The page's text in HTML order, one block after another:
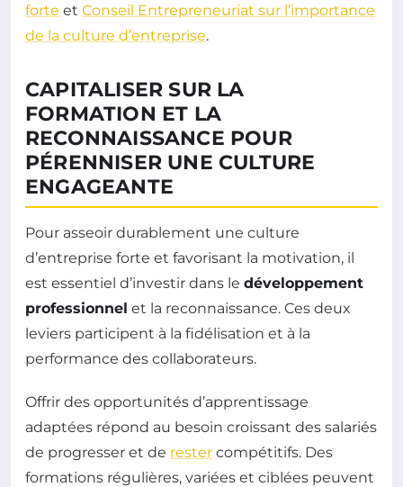
forte et Conseil Entrepreneuriat sur l’importance
de la culture d’entreprise.
CAPITALISER SUR LA
FORMATION ET LA
RECONNAISSANCE POUR
PÉRENNISER UNE CULTURE
ENGAGEANTE
Pour asseoir durablement une culture
d’entreprise forte et favorisant la motivation, il
est essentiel d’investir dans le développement
professionnel et la reconnaissance. Ces deux
leviers participent à la fidélisation et à la
performance des collaborateurs.
Offrir des opportunités d’apprentissage
adaptées répond au besoin croissant des salariés
de progresser et de rester compétitifs. Des
formations régulières, variées et ciblées peuvent